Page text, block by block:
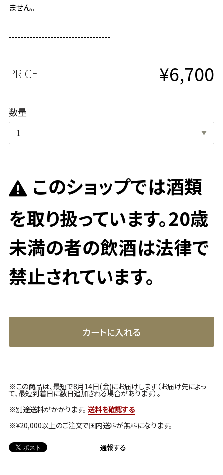
ません。
----------------------------------
PRICE ¥6,700
数量
このショップでは酒類
を取り扱っています。20歳
未満の者の飲酒は法律で
禁止されています。
カートに入れる
※この商品は、最短で8月14日(金)にお届けします（お届け先によっ
て、最短到着日に数日追加される場合があります）。
※別途送料がかかります。 送料を確認する
※¥20,000以上のご注文で国内送料が無料になります。
通報する